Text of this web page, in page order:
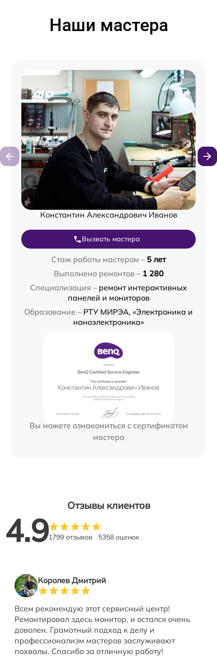
Наши мастера
Константин Александрович Иванов
Вызвать мастера
Стаж работы мастером – 5 лет
Выполнено ремонтов – 1 280
Специализация – ремонт интерактивных
панелей и мониторов
Образование – РТУ МИРЭА, «Электроника и
наноэлектроника»
Вы можете ознакомиться с сертификатом
мастера
Отзывы клиентов
4.91799 отзывов 5358 оценок
Королев Дмитрий
Всем рекомендую этот сервисный центр!
Ремонтировал здесь монитор, и остался очень
доволен. Грамотный подход к делу и
профессионализм мастеров заслуживают
похвалы. Спасибо за отличную работу!